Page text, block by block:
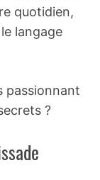
quotidien,
langage
passionnant
?